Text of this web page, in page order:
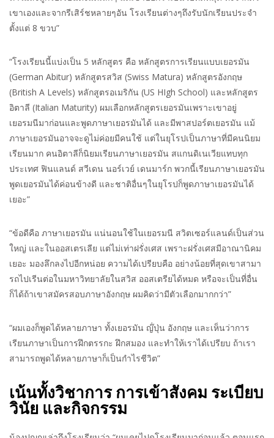
เขาเองและจากรีเสิร์ชหลายๆอัน โรงเรียนต่างๆถึงรับนักเรียนประจำ
ตั้งแต่ 8 ขวบ”
“โรงเรียนนี้แบ่งเป็น 5 หลักสูตร คือ หลักสูตรการเรียนแบบเยอรมัน
(German Abitur) หลักสูตรสวิส (Swiss Matura) หลักสูตรอังกฤษ
(British A Levels) หลักสูตรอเมริกัน (US HIgh School) และหลักสูตร
อิตาลี (Italian Maturity) ผมเลือกหลักสูตรเยอรมันเพราะเขาอยู่
เยอรมนีมาก่อนและพูดภาษาเยอรมันได้ และมีพาสปอร์ตเยอรมัน แม้
ภาษาเยอรมันอาจจะดูไม่ค่อยมีคนใช้ แต่ในยุโรปเป็นภาษาที่มีคนนิยม
เรียนมาก คนอิตาลีก็นิยมเรียนภาษาเยอรมัน สแกนดิเนเวียแทบทุก
ประเทศ ฟินแลนด์ สวีเดน นอร์เวย์ เดนมาร์ก พวกนี้เรียนภาษาเยอรมัน
พูดเยอรมันได้ค่อนข้างดี และชาติอื่นๆในยุโรปก็พูดภาษาเยอรมันได้
เยอะ”
“ข้อดีคือ ภาษาเยอรมัน แน่นอนใช้ในเยอรมนี สวิตเซอร์แลนด์เป็นส่วน
ใหญ่ และในออสเตรเลีย แต่ไม่เท่าฝรั่งเศส เพราะฝรั่งเศสมีอาณานิคม
เยอะ มองลึกลงไปอีกหน่อย ความได้เปรียบคือ อย่างน้อยที่สุดเขาสามา
รถไปเรีนต่อในมหาวิทยาลัยในสวิส ออสเตรียได้หมด หรือจะเป็นที่อื่น
ก็ได้ถ้าเขาสมัครสอบภาษาอังกฤษ ผมคิดว่ามีตัวเลือกมากกว่า”
“ผมเองก็พูดได้หลายภาษา ทั้งเยอรมัน ญ๊่ปุ่น อังกฤษ และเห็นว่าการ
เรียนภาษาเป็นการฝึกตรรกะ ฝึกสมอง และทำให้เราได้เปรียบ ถ้าเรา
สามารถพูดได้หลายภาษาก็เป็นกำไรชีวิต”
เน้นทั้งวิชาการ การเข้าสังคม ระเบียบ
วินัย และกิจกรรม